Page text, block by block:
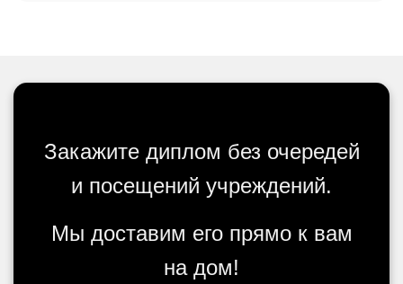
Закажите диплом без очередей
и посещений учреждений.
Мы доставим его прямо к вам
на дом!